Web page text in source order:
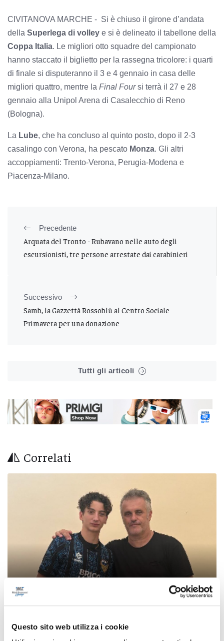
Questo sito web utilizza i cookie
CIVITANOVA MARCHE - Si è chiuso il girone d’andata
della Superlega di volley e si è delineato il tabellone della
Coppa Italia. Le migliori otto squadre del campionato
hanno staccato il biglietto per la rassegna tricolore: i quarti
di finale si disputeranno il 3 e 4 gennaio in casa delle
migliori quattro, mentre la Final Foursi terrà il 27 e 28
gennaio alla Unipol Arena di Casalecchio di Reno
(Bologna).
La Lube, che ha concluso al quinto posto, dopo il 2-3
casalingo con Verona, ha pescato Monza. Gli altri
accoppiamenti: Trento-Verona, Perugia-Modena e
Piacenza-Milano.
Precedente
Arquata del Tronto - Rubavano nelle auto degli
escursionisti, tre persone arrestate dai carabinieri
Successivo
Samb, la Gazzettà Rossoblù al Centro Sociale
Primavera per una donazione
Tutti gli articoli
Correlati
Settore Giovanile Academy - Alessandro Re, da